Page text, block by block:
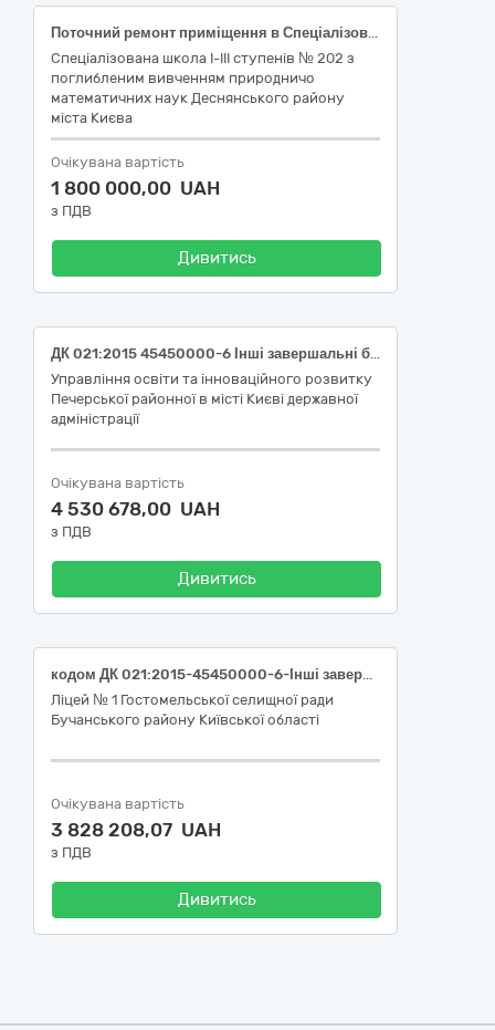
Поточний ремонт приміщення в Спеціалізованій школі І-ІІІ ступенів №202 з поглибленим вивченням природничо-математичних наук Деснянського району міста Києва, проспект Лісовий, 22-А
Спеціалізована школа I-III ступенів № 202 з
поглибленим вивченням природничо
математичних наук Деснянського району
міста Києва
Очікувана вартість
1 800 000,00 UAH
з ПДВ
Дивитись
ДК 021:2015 45450000-6 Інші завершальні будівельні роботи (Капітальний ремонт найпростішого укриття Гімназії №134 за адресою: м. Київ, Печерський узвіз, 13-А)
Управління освіти та інноваційного розвитку
Печерської районної в місті Києві державної
адміністрації
Очікувана вартість
4 530 678,00 UAH
з ПДВ
Дивитись
кодом ДК 021:2015-45450000-6-Інші завершальні будівельні роботи Поточний ремонт навчальних кабінетів Ліцею № 1 Гостомельської селищної ради для забезпечення функціонування закладу освіти в межах реалізації проекту «Пілотний ліцей» за адресою: селище Гостомель, вул. Рекунова, 11А
Ліцей № 1 Гостомельської селищної ради
Бучанського району Київської області
Очікувана вартість
3 828 208,07 UAH
з ПДВ
Дивитись